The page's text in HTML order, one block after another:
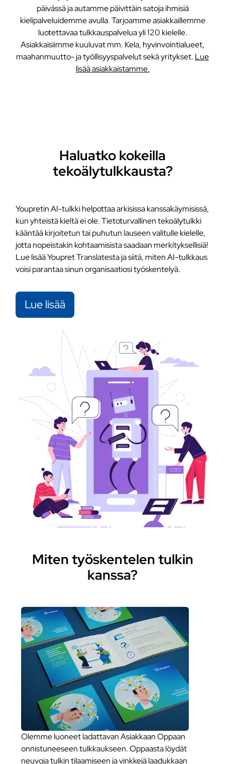
päivässä ja autamme päivittäin satoja ihmisiä
kielipalveluidemme avulla. Tarjoamme asiakkaillemme
luotettavaa tulkkauspalvelua yli 120 kielelle.
Asiakkaisiimme kuuluvat mm. Kela, hyvinvointialueet,
maahanmuutto- ja työllisyyspalvelut sekä yritykset. Lue
lisää asiakkaistamme.
Haluatko kokeilla
tekoälytulkkausta?
Youpretin AI-tulkki helpottaa arkisissa kanssakäymisissä,
kun yhteistä kieltä ei ole. Tietoturvallinen tekoälytulkki
kääntää kirjoitetun tai puhutun lauseen valitulle kielelle,
jotta nopeistakin kohtaamisista saadaan merkityksellisiä!
Lue lisää Youpret Translatesta ja siitä, miten AI-tulkkaus
voisi parantaa sinun organisaatiosi työskentelyä.
Lue lisää
Miten työskentelen tulkin
kanssa?
Olemme luoneet ladattavan Asiakkaan Oppaan
onnistuneeseen tulkkaukseen. Oppaasta löydät
neuvoja tulkin tilaamiseen ja vinkkejä laadukkaan